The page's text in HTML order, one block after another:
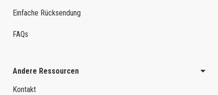
Einfache Rücksendung
FAQs
Andere Ressourcen
Kontakt